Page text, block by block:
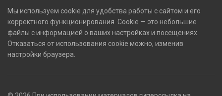
Мы используем cookie для удобства работы с сайтом и его
корректного функционирования. Cookie — это небольшие
файлы с информацией о ваших настройках и посещениях.
Отказаться от использования cookie можно, изменив
настройки браузера.